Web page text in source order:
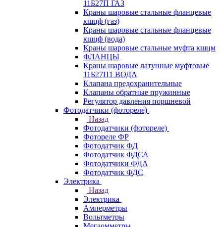
11Б27П ГАЗ
Краны шаровые стальные фланцевые
кшцф (газ)
Краны шаровые стальные фланцевые
кшцф (вода)
Краны шаровые стальные муфта кшцм
ФЛАНЦЫ
Краны шаровые латунные муфтовые
11Б27П1 ВОДА
Клапана предохранительные
Клапаны обратные пружинные
Регулятор давления поршневой
Фотодатчики (фотореле)
Назад
Фотодатчики (фотореле)
Фотореле ФР
Фотодатчик ФД
Фотодатчик ФДСА
Фотодатчики ФДА
Фотодатчик ФДС
Электрика
Назад
Электрика
Амперметры
Вольтметры